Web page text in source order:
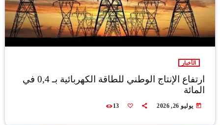
الأخبار
ارتفاع الإنتاج الوطني للطاقة الكهربائية بـ 0,4 في
المائة
today يوليو 26, 2026 13